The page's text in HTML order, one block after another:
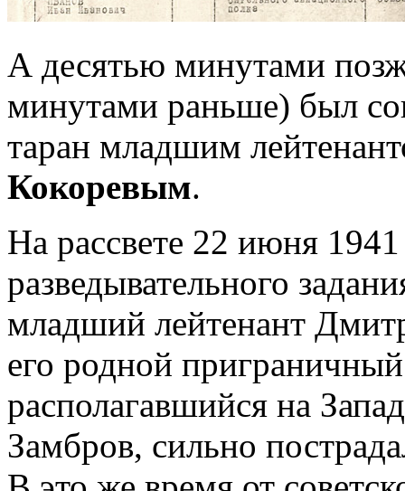
А десятью минутами
минутами раньше) был
таран младшим
Кокоревым.
На рассвете 22 июня
разведывательного
младший лейтенант
его родной
располагавшийся на
Замбров, сильно